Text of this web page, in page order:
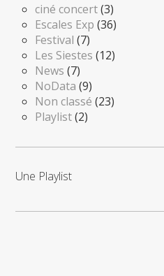
ciné concert(3)
Escales Exp (36)
Festival (7)
Les Siestes (12)
News (7)
NoData (9)
Non classé (23)
Playlist(2)
Une Playlist